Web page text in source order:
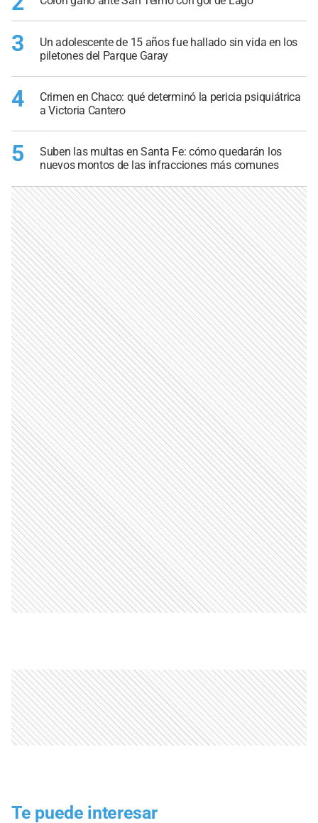
3
Un adolescente de 15 años fue hallado sin vida en los
piletones del Parque Garay
4
Crimen en Chaco: qué determinó la pericia psiquiátrica
a Victoria Cantero
5
Suben las multas en Santa Fe: cómo quedarán los
nuevos montos de las infracciones más comunes
Te puede interesar